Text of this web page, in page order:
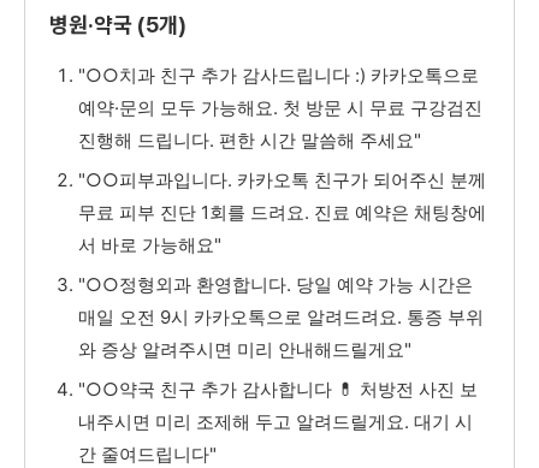
병원·약국 (5개)
"○○치과 친구 추가 감사드립니다 :) 카카오톡으로
예약·문의 모두 가능해요. 첫 방문 시 무료 구강검진
진행해 드립니다. 편한 시간 말씀해 주세요"
"○○피부과입니다. 카카오톡 친구가 되어주신 분께
무료 피부 진단 1회를 드려요. 진료 예약은 채팅창에
서 바로 가능해요"
"○○정형외과 환영합니다. 당일 예약 가능 시간은
매일 오전 9시 카카오톡으로 알려드려요. 통증 부위
와 증상 알려주시면 미리 안내해드릴게요"
"○○약국 친구 추가 감사합니다 💊 처방전 사진 보
내주시면 미리 조제해 두고 알려드릴게요. 대기 시
간 줄여드립니다"